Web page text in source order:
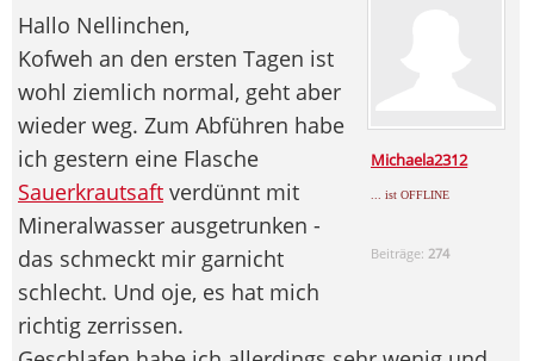
Michaela2312
... ist OFFLINE
Beiträge: 274
Hallo Nellinchen,
Kofweh an den ersten Tagen ist
wohl ziemlich normal, geht aber
wieder weg. Zum Abführen habe
ich gestern eine Flasche
Sauerkrautsaft verdünnt mit
Mineralwasser ausgetrunken -
das schmeckt mir garnicht
schlecht. Und oje, es hat mich
richtig zerrissen.